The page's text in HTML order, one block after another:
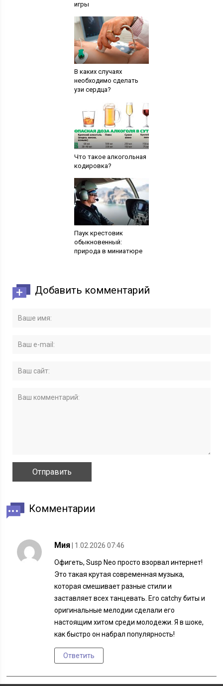
игры
В каких случаях
необходимо сделать
узи сердца?
Что такое алкогольная
кодировка?
Паук крестовик
обыкновенный:
природа в миниатюре
Добавить комментарий
Комментарии
Мия | 1.02.2026 07:46
Офигеть, Susp Neo просто взорвал интернет!
Это такая крутая современная музыка,
которая смешивает разные стили и
заставляет всех танцевать. Его catchy биты и
оригинальные мелодии сделали его
настоящим хитом среди молодежи. Я в шоке,
как быстро он набрал популярность!
Ответить